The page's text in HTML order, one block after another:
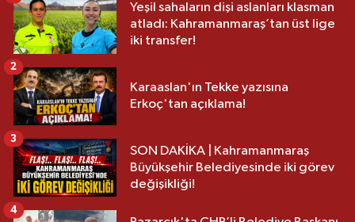
Yeşil sahaların dişi aslanları klasman
atladı: Kahramanmaraş’tan üst lige
iki transfer!
Karaaslan'ın Tekke yazısına
Erkoç'tan açıklama!
2
SON DAKİKA | Kahramanmaraş
Büyükşehir Belediyesinde iki görev
değişikliği!
3
4